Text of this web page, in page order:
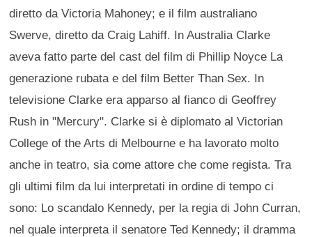
diretto da Victoria Mahoney; e il film australiano
Swerve, diretto da Craig Lahiff. In Australia Clarke
aveva fatto parte del cast del film di Phillip Noyce La
generazione rubata e del film Better Than Sex. In
televisione Clarke era apparso al fianco di Geoffrey
Rush in "Mercury". Clarke si è diplomato al Victorian
College of the Arts di Melbourne e ha lavorato molto
anche in teatro, sia come attore che come regista. Tra
gli ultimi film da lui interpretati in ordine di tempo ci
sono: Lo scandalo Kennedy, per la regia di John Curran,
nel quale interpreta il senatore Ted Kennedy; il dramma